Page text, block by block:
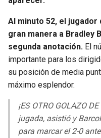
Al minuto 52, el jugador
gran manera a Bradley
segunda anotación. El
importante para los
su posición de media
máximo esplendor.
¡ES OTRO GOLAZO
jugada, asistió y
para marcar el 2-0